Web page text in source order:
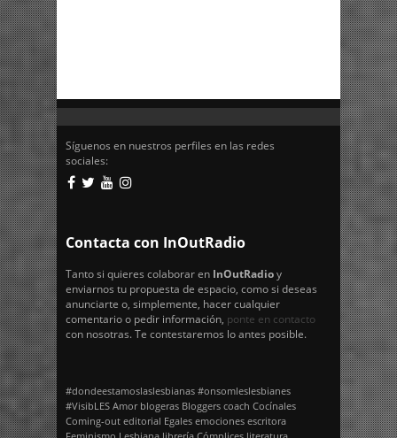
Síguenos en nuestros perfiles en las redes
sociales:
Contacta con InOutRadio
Tanto si quieres colaborar en InOutRadioy
enviarnos tu propuesta de espacio, como si deseas
anunciarte o, simplemente, hacer cualquier
comentario o pedir información, ponte en contacto
con nosotras. Te contestaremos lo antes posible.
#dondeestamoslaslesbianas #onsomleslesbianes
#VisibLES Amor blogeras Bloggers coach Cocínales
Coming-out editorial Egales emociones escritora